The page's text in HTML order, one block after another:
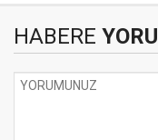
HABERE